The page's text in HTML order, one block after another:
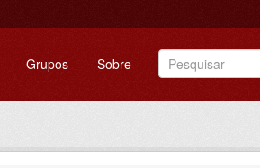
Grupos Sobre